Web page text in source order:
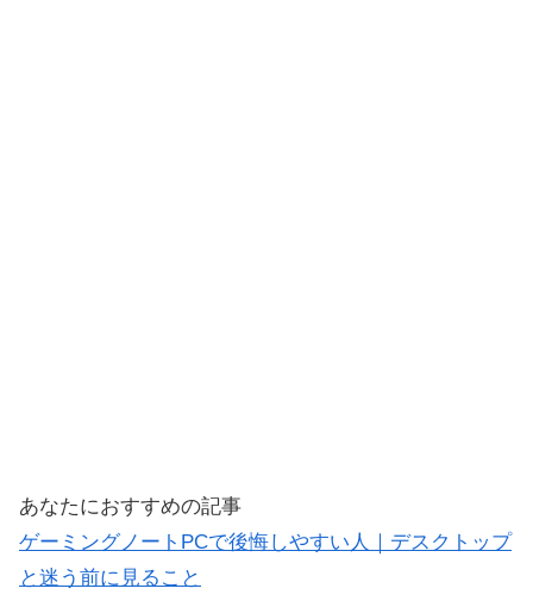
あなたにおすすめの記事
ゲーミングノートPCで後悔しやすい人｜デスクトップ
と迷う前に見ること